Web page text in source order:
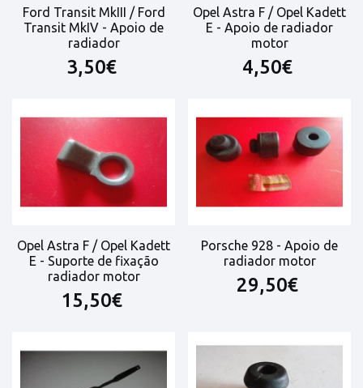
Ford Transit MkIII / Ford
Transit MkIV - Apoio de
radiador
3,50€
Opel Astra F / Opel Kadett
E - Apoio de radiador
motor
4,50€
Opel Astra F / Opel Kadett
E - Suporte de fixação
radiador motor
15,50€
Porsche 928 - Apoio de
radiador motor
29,50€